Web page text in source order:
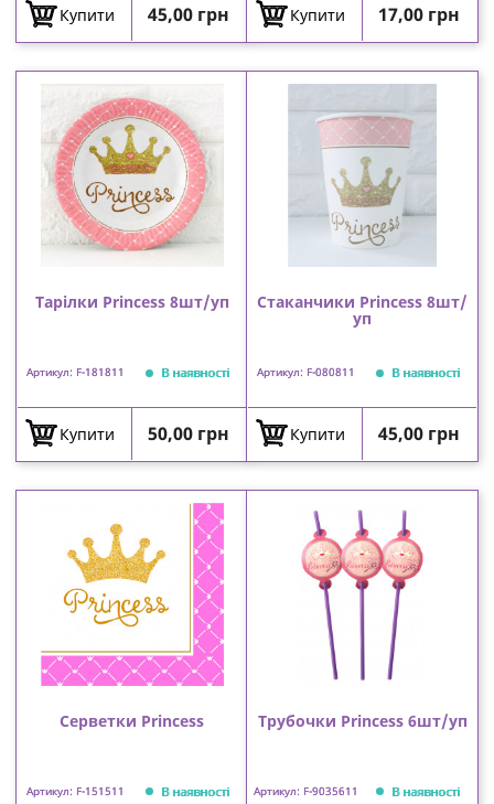
Купити Ціна
45,00 грн Купити Ціна
17,00 грн
Тарілки Princess 8шт/уп
Артикул: F-181811 В наявності
Купити Ціна
50,00 грн
Стаканчики Princess 8шт/
уп
Артикул: F-080811 В наявності
Купити Ціна
45,00 грн
Серветки Princess
Артикул: F-151511 В наявності
Трубочки Princess 6шт/уп
Артикул: F-9035611 В наявності